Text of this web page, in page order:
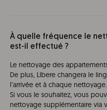
À quelle fréquence le
est-il effectué ?
Le nettoyage des
De plus, Líbere changera le
l’arrivée et à chaque nettoyage.
Si vous le souhaitez, vous
nettoyage supplémentaire via